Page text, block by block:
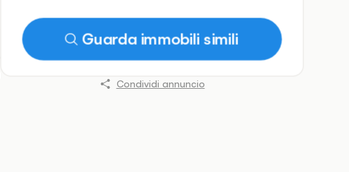
Guarda immobili simili
Condividi annuncio